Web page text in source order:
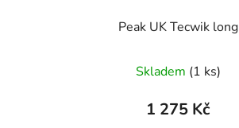
Peak UK Tecwik long
Skladem (1 ks)
1 275 Kč